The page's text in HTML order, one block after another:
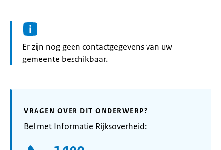
Informatie:
Er zijn nog geen contactgegevens van uw
gemeente beschikbaar.
VRAGEN OVER DIT ONDERWERP?
Bel met Informatie Rijksoverheid: